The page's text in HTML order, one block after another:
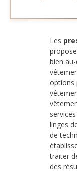
Les
bien
options
linges
de
traiter
des